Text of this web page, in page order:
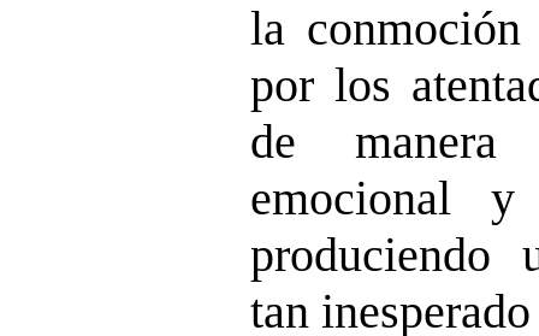
la conmoción
por los
de
emocional
produciendo
tan